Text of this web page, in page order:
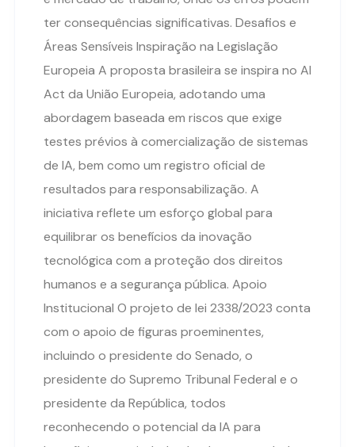
ter consequências significativas. Desafios e
Áreas Sensíveis Inspiração na Legislação
Europeia A proposta brasileira se inspira no AI
Act da União Europeia, adotando uma
abordagem baseada em riscos que exige
testes prévios à comercialização de sistemas
de IA, bem como um registro oficial de
resultados para responsabilização. A
iniciativa reflete um esforço global para
equilibrar os benefícios da inovação
tecnológica com a proteção dos direitos
humanos e a segurança pública. Apoio
Institucional O projeto de lei 2338/2023 conta
com o apoio de figuras proeminentes,
incluindo o presidente do Senado, o
presidente do Supremo Tribunal Federal e o
presidente da República, todos
reconhecendo o potencial da IA para